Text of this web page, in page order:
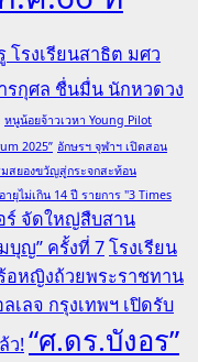
รงเรียนสาธิต มศว
รกุศล ชื่นมื่น นักหวดวง
หนูน้อยจ้าวเวหา Young Pilot
2025” อักษรฯ จุฬาฯ เปิดสอน
สยองขวัญสู่กระจกสะท้อน
ไม่เกิน 14 ปี รายการ "3 Times
ร์ จัดใหญ่สืบสาน
บุญ” ครั้งที่ 7โรงเรียน
หญิงถ้วยพระราชทาน
เลจ กรุงเทพฯ เปิดรับ
ว!“ศ.ดร.บังอร”